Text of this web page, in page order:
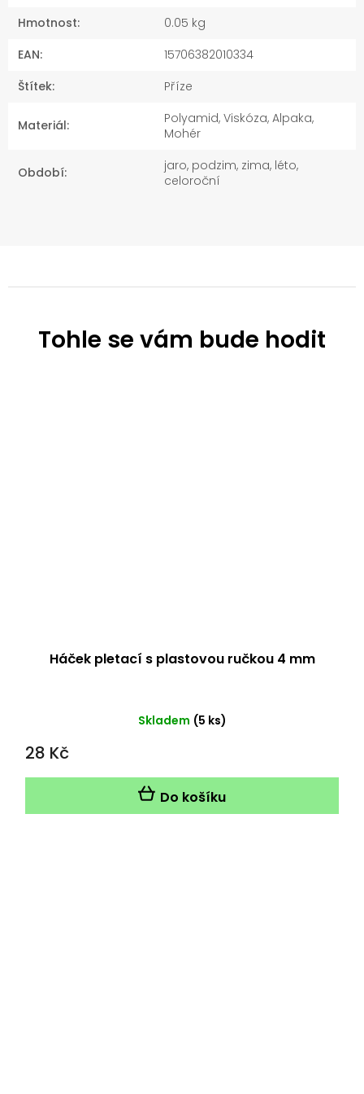
Háček pletací s plastovou ručkou 4 mm
Skladem (5 ks)
28 Kč
Do košíku
Hmotnost:
0.05 kg
EAN:
15706382010334
Štítek: Příze
Materiál:
Polyamid, Viskóza, Alpaka,
Mohér
Období:
jaro, podzim, zima, léto,
celoroční